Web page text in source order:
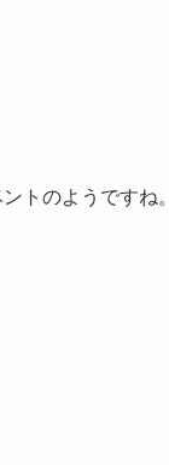
トのようですね。